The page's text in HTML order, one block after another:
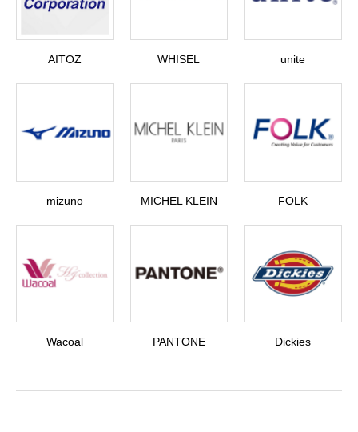
AITOZ WHISEL unite
mizuno MICHEL KLEIN FOLK
Wacoal PANTONE Dickies